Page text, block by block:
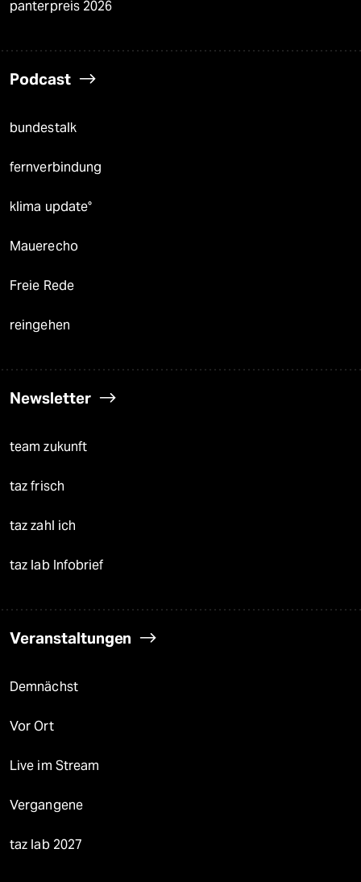
panterpreis 2026
Podcast
bundestalk
fernverbindung
klima update°
Mauerecho
Freie Rede
reingehen
Newsletter
team zukunft
taz frisch
taz zahl ich
taz lab Infobrief
Veranstaltungen
Demnächst
Vor Ort
Live im Stream
Vergangene
taz lab 2027